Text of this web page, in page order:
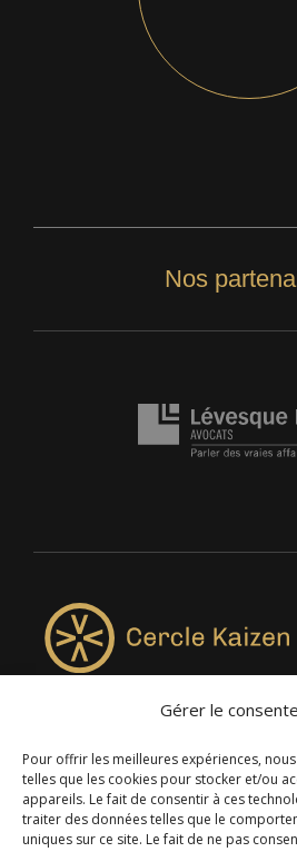
Gérer le
Pour offrir les meilleures expériences,
telles que les cookies pour stocker et/ou
appareils. Le fait de consentir à ces
traiter des données telles que le
uniques sur ce site. Le fait de ne pas
Nos
4957, rue Lionel-Groulx, bureau
Desmaures QC G3A 0M7